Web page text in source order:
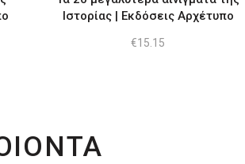
Ιστορίας | Εκδόσεις Αρχέτυπο
€15.15